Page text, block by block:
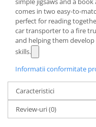
comes in two easy-to-
perfect for reading
car transporter to a fire
and helping them
skills.
Informatii conformitate
Caracteristici
Review-uri(0)